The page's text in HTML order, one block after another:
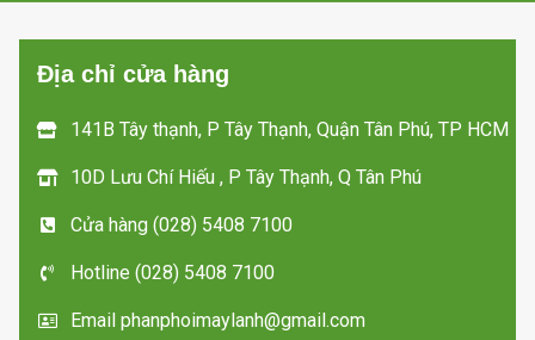
hàng tận nơi trong
TP HCM
làm bằng chất liệu
nhôm
Địa chỉ cửa hàng
141B Tây thạnh, P Tây Thạnh, Quận Tân Phú, TP HCM
10D Lưu Chí Hiếu , P Tây Thạnh, Q Tân Phú
Cửa hàng (028) 5408 7100
Hotline (028) 5408 7100
Email phanphoimaylanh@gmail.com